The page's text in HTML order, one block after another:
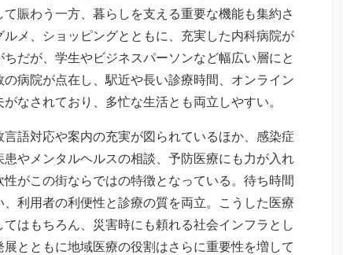
賑わう一方、暮らしを支える重要な機能も集約さ
メ、ショッピングとともに、充実した内科病院が
だが、学生やビジネスパーソンなど幅広い層にと
病院が点在し、駅近や長い診療時間、オンライン
なされており、多忙な生活とも両立しやすい。
語対応や案内の充実が図られているほか、感染症
やメンタルヘルスの相談、予防医療にも力が入れ
がこの街ならではの特徴となっている。待ち時間
利用者の利便性と診療の質を両立。こうした医療
はもちろん、災害時にも頼れる社会インフラとし
とともに地域医療の役割はさらに重要性を増して